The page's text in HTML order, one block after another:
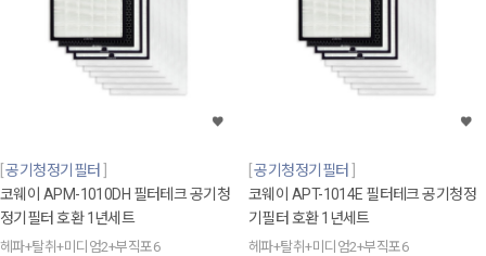
공기청정기필터
코웨이 APM-1010DH 필터테크 공기청
정기필터 호환 1년세트
헤파+탈취+미디엄2+부직포6
공기청정기필터
코웨이 APT-1014E 필터테크 공기청정
기필터 호환 1년세트
헤파+탈취+미디엄2+부직포6